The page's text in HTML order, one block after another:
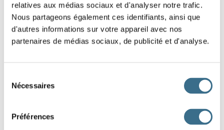
relatives aux médias sociaux et d'analyser notre trafic.
Nous partageons également ces identifiants, ainsi que
d'autres informations sur votre appareil avec nos
partenaires de médias sociaux, de publicité et d'analyse.
Nécessaires
Préférences
- Le complément d'objet indirect ou C.O.I.
(indirect objet)
Example:L'enfant joue à chat-perché
" or "DE QUOI ?